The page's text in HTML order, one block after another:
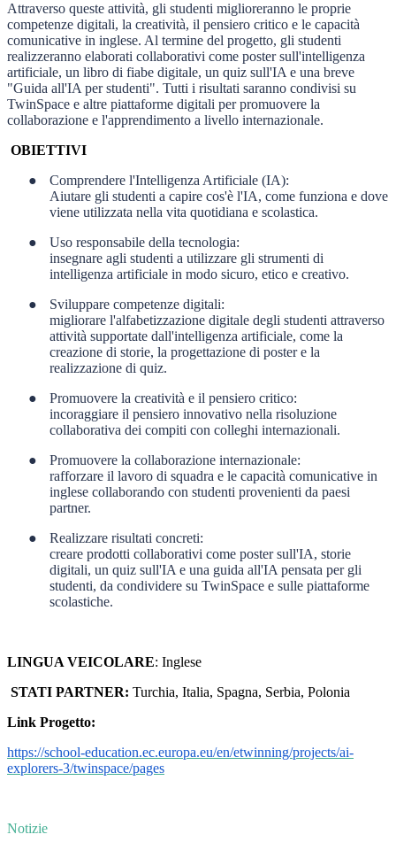
Attraverso queste attività, gli studenti miglioreranno le proprie
competenze digitali, la creatività, il pensiero critico e le capacità
comunicative in inglese. Al termine del progetto, gli studenti
realizzeranno elaborati collaborativi come poster sull'intelligenza
artificiale, un libro di fiabe digitale, un quiz sull'IA e una breve
"Guida all'IA per studenti". Tutti i risultati saranno condivisi su
TwinSpace e altre piattaforme digitali per promuovere la
collaborazione e l'apprendimento a livello internazionale.
OBIETTIVI
●
Comprendere l'Intelligenza Artificiale (IA):
Aiutare gli studenti a capire cos'è l'IA, come funziona e dove
viene utilizzata nella vita quotidiana e scolastica.
●
Uso responsabile della tecnologia:
insegnare agli studenti a utilizzare gli strumenti di
intelligenza artificiale in modo sicuro, etico e creativo.
●
Sviluppare competenze digitali:
migliorare l'alfabetizzazione digitale degli studenti attraverso
attività supportate dall'intelligenza artificiale, come la
creazione di storie, la progettazione di poster e la
realizzazione di quiz.
●
Promuovere la creatività e il pensiero critico:
incoraggiare il pensiero innovativo nella risoluzione
collaborativa dei compiti con colleghi internazionali.
●
Promuovere la collaborazione internazionale:
rafforzare il lavoro di squadra e le capacità comunicative in
inglese collaborando con studenti provenienti da paesi
partner.
●
Realizzare risultati concreti:
creare prodotti collaborativi come poster sull'IA, storie
digitali, un quiz sull'IA e una guida all'IA pensata per gli
studenti, da condividere su TwinSpace e sulle piattaforme
scolastiche.
LINGUA VEICOLARE: Inglese
STATI PARTNER: Turchia, Italia, Spagna, Serbia, Polonia
Link Progetto:
https://school-education.ec.europa.eu/en/etwinning/projects/ai-
explorers-3/twinspace/pages
Notizie